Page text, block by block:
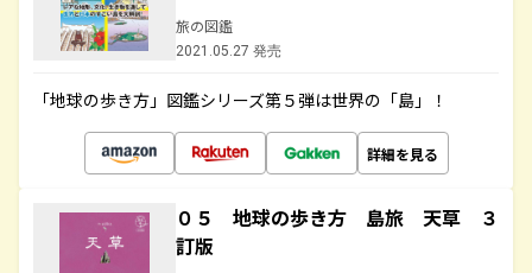
旅の図鑑
2021.05.27 発売
「地球の歩き方」図鑑シリーズ第５弾は世界の「島」！
詳細を見る
０５ 地球の歩き方 島旅 天草 ３
訂版